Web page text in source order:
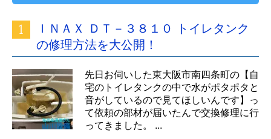
ＩＮＡＸ ＤＴ－３８１０ トイレタンク
の修理方法を大公開！
先日お伺いした東大阪市南四条町の【自
宅のトイレタンクの中で水がポタポタと
音がしているので見てほしいんです】っ
て依頼の部材が届いたんで交換修理に行
ってきました。 ...